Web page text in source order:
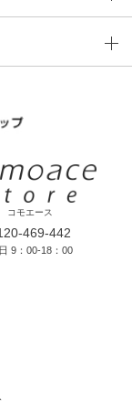
コモエース
469-442
9：00-18：00